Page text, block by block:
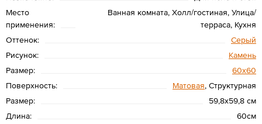
Место
применения:
Ванная комната, Холл/гостиная, Улица/
терраса, Кухня
Оттенок:
Серый
Рисунок:
Камень
Размер:
60х60
Поверхность:
Матовая, Структурная
Размер:
59,8x59,8 см
Длина:
60см